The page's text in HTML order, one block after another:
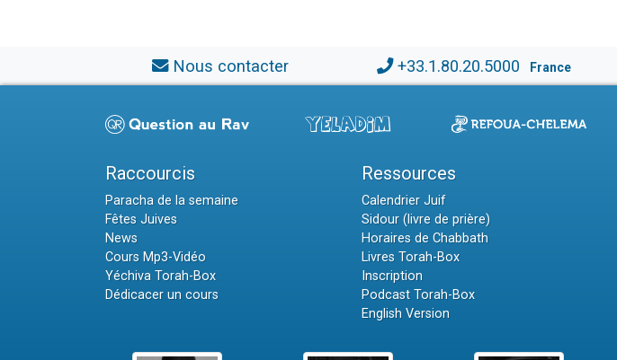
Nous contacter +33.1.80.20.5000 France
Raccourcis
Paracha de la semaine
Fêtes Juives
News
Cours Mp3-Vidéo
Yéchiva Torah-Box
Dédicacer un cours
Ressources
Calendrier Juif
Sidour (livre de prière)
Horaires de Chabbath
Livres Torah-Box
Inscription
Podcast Torah-Box
English Version